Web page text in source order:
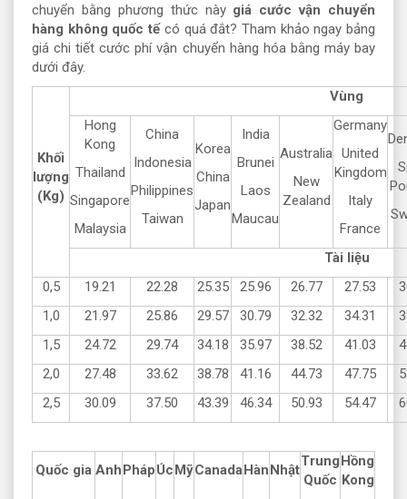
chuyển bằng phương thức này giá cước vận chuyển
hàng không quốc tếcó quá đắt? Tham khảo ngay bảng
giá chi tiết cước phí vận chuyển hàng hóa bằng máy bay
dưới đây.
Khối
lượng
(Kg)
Vùng
Hong
Kong
Thailand
Singapore
Malaysia
China
Indonesia
Philippines
Taiwan
Korea
China
Japan
India
Brunei
Laos
Maucau
Australia
New
Zealand
Germany
United
Kingdom
Italy
France
Tài liệu
0,5
19.21 22.28 25.35 25.96 26.77 27.53
1,0
21.97 25.86 29.57 30.79 32.32 34.31
1,5
24.72 29.74 34.18 35.97 38.52 41.03
2,0
27.48 33.62 38.78 41.16 44.73 47.75
2,5
30.09 37.50 43.39 46.34 50.93 54.47
Quốc gia AnhPhápÚcMỹCanadaHànNhật
Trung
Quốc
Hồng
Kong